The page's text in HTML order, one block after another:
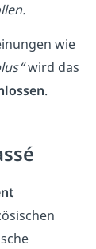
wie
wird das
.